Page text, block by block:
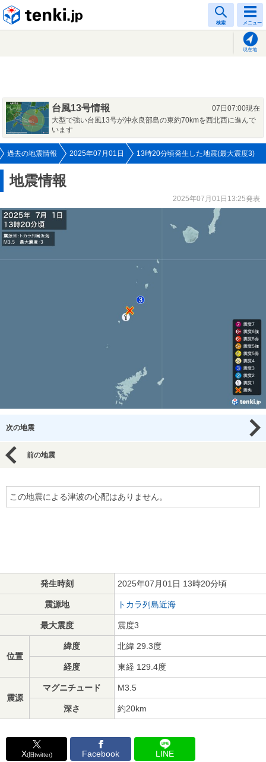
検索 メニュー
現在地
台風13号情報
07日07:00現在
大型で強い台風13号が沖永良部島の東約70kmを西北西に進んで
います
過去の地震情報 2025年07月01日 13時20分頃発生した地震(最大震度3)
地震情報
2025年07月01日13:25発表
次の地震
前の地震
この地震による津波の心配はありません。
発生時刻 2025年07月01日 13時20分頃
震源地 トカラ列島近海
最大震度 震度3
位置
緯度 北緯 29.3度
経度 東経 129.4度
震源
マグニチュード M3.5
深さ 約20km
X(旧twitter) Facebook LINE